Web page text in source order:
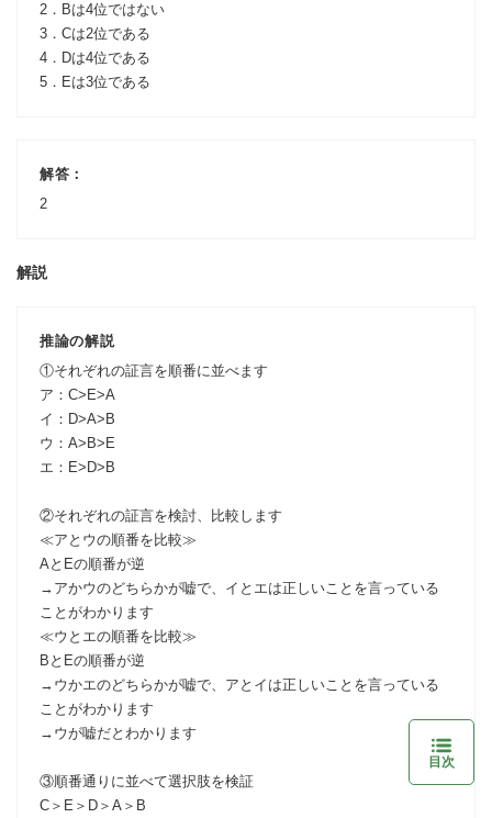
2．Bは4位ではない
3．Cは2位である
4．Dは4位である
5．Eは3位である
解答：
2
解説
推論の解説
①それぞれの証言を順番に並べます
ア：C>E>A
イ：D>A>B
ウ：A>B>E
エ：E>D>B
②それぞれの証言を検討、比較します
≪アとウの順番を比較≫
AとEの順番が逆
→アかウのどちらかが嘘で、イとエは正しいことを言っている
ことがわかります
≪ウとエの順番を比較≫
BとEの順番が逆
→ウかエのどちらかが嘘で、アとイは正しいことを言っている
ことがわかります
→ウが嘘だとわかります
③順番通りに並べて選択肢を検証
C＞E＞D＞A＞B
目次